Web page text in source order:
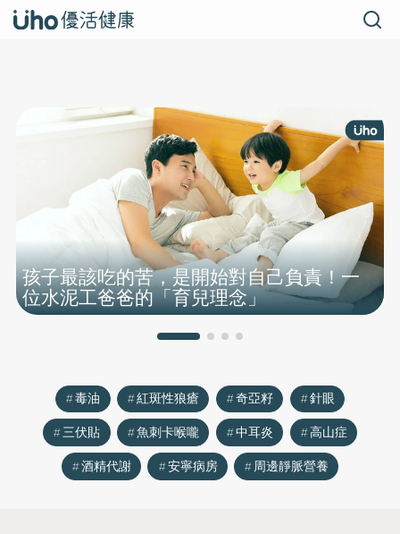
招重新看待
孩子最該吃的苦，是開始對自己負責！一
位水泥工爸爸的「育兒理念」
毒油 紅斑性狼瘡 奇亞籽
針眼
三伏貼
魚刺卡喉嚨 中耳炎
高山症
酒精代謝
安寧病房 周邊靜脈營養